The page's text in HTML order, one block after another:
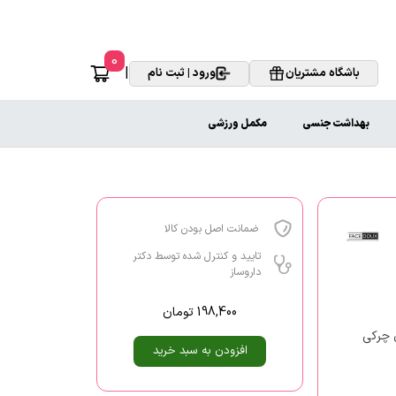
باشگاه مشتریان ورود | ثبت نام |
0
بهداشت جنسی مکمل ورزشی
چرکی
ضمانت اصل بودن کالا
تایید و کنترل شده توسط دکتر
داروساز
198,400تومان
افزودن به سبد خرید